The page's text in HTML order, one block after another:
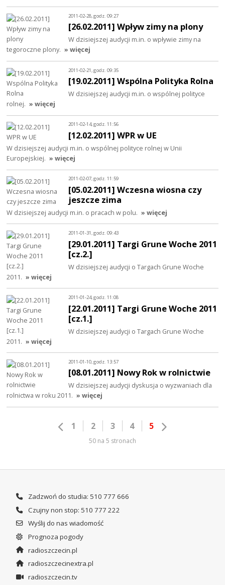
2011-02-28, godz. 09:27
[26.02.2011] Wpływ zimy na plony
W dzisiejszej audycji m.in. o wpływie zimy na
tegoroczne plony. » więcej
2011-02-21, godz. 09:35
[19.02.2011] Wspólna Polityka Rolna
W dzisiejszej audycji m.in. o wspólnej polityce
rolnej. » więcej
2011-02-14, godz. 11:56
[12.02.2011] WPR w UE
W dzisiejszej audycji m.in. o wspólnej polityce rolnej w Unii
Europejskiej. » więcej
2011-02-07, godz. 11:59
[05.02.2011] Wczesna wiosna czy
jeszcze zima
W dzisiejszej audycji m.in. o pracach w polu. » więcej
2011-01-31, godz. 09:43
[29.01.2011] Targi Grune Woche 2011
[cz.2.]
W dzisiejszej audycji o Targach Grune Woche
2011. » więcej
2011-01-24, godz. 11:08
[22.01.2011] Targi Grune Woche 2011
[cz.1.]
W dzisiejszej audycji o Targach Grune Woche
2011. » więcej
2011-01-10, godz. 13:57
[08.01.2011] Nowy Rok w rolnictwie
W dzisiejszej audycji dyskusja o wyzwaniach dla
rolnictwa w roku 2011. » więcej
1 2 3 4 5
50 na 5 stronach
Zadzwoń do studia: 510 777 666
Czujny non stop: 510 777 222
Wyślij do nas wiadomość
Prognoza pogody
radioszczecin.pl
radioszczecinextra.pl
radioszczecin.tv